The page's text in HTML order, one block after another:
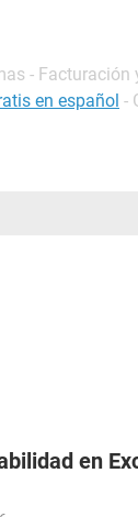
-
en español -
en